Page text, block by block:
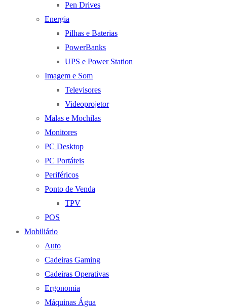
Pen Drives
Energia
Pilhas e Baterias
PowerBanks
UPS e Power Station
Imagem e Som
Televisores
Videoprojetor
Malas e Mochilas
Monitores
PC Desktop
PC Portáteis
Periféricos
Ponto de Venda
TPV
POS
Mobiliário
Auto
Cadeiras Gaming
Cadeiras Operativas
Ergonomia
Máquinas Água